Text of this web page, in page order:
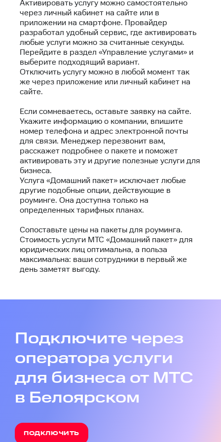
Активировать услугу можно самостоятельно
через личный кабинет на сайте или в
приложении на смартфоне. Провайдер
разработал удобный сервис, где активировать
любые услуги можно за считанные секунды.
Перейдите в раздел «Управление услугами» и
выберите подходящий вариант.
Отключить услугу можно в любой момент так
же через приложение или личный кабинет на
сайте.
Если сомневаетесь, оставьте заявку на сайте.
Укажите информацию о компании, впишите
номер телефона и адрес электронной почты
для связи. Менеджер перезвонит вам,
расскажет подробнее о пакете и поможет
активировать эту и другие полезные услуги для
бизнеса.
Услуга «Домашний пакет» исключает любые
другие подобные опции, действующие в
роуминге. Она доступна только на
определенных тарифных планах.
Сопоставьте цены на пакеты для роуминга.
Стоимость услуги МТС «Домашний пакет» для
юридических лиц оптимальна, а польза
максимальна: ваши сотрудники в первый же
день заметят выгоду.
Подключите через
оператора услуги
для бизнеса от МТС
в Белоярском
ПОДКЛЮЧИТЬ